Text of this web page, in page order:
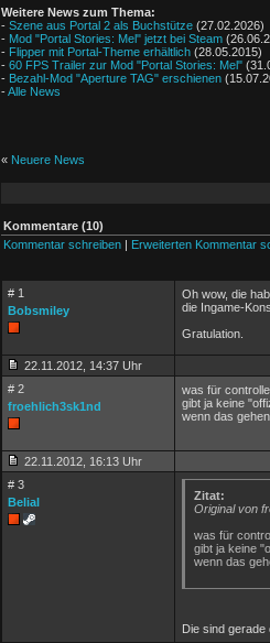
Weitere News zum Thema:
- Szene aus Portal 2 als Buchstütze (27.02.2026)
- Mod "Portal Stories: Mel" jetzt bei Steam
- Flipper mit Portal-Theme erhältlich (28.05.2015)
- 60 FPS Trailer zur Mod "Portal Stories: Mel"
- Bezahl-Mod "Aperture TAG" erschienen
-Alle News
« Neuere News
Kommentare (10)
Kommentar schreiben | Erweiterten Kommentar
# 1
Bobsmiley
Oh wow, die
die Ingame-
Gratulation.
22.11.2012, 14:37 Uhr
# 2
froehlich3sk1nd
was für
gibt ja keine
wenn das
22.11.2012, 16:13 Uhr
# 3
Belial
Zitat:
Original von
was für
gibt ja keine
wenn das
Die sind